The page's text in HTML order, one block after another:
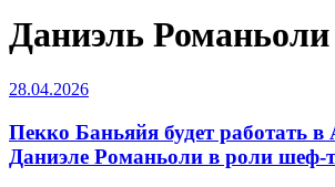
Даниэль Романьоли
28.04.2026
Пекко Баньяйя будет работать в
Даниэле Романьоли в роли шеф-